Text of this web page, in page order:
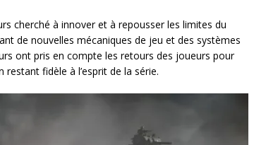
cherché à innover et à repousser les limites du
de nouvelles mécaniques de jeu et des systèmes
ont pris en compte les retours des joueurs pour
fidèle à l’esprit de la série.